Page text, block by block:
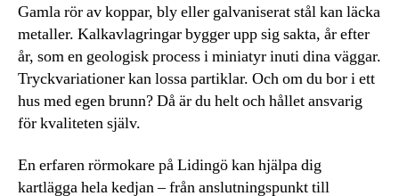
Gamla rör av koppar, bly eller galvaniserat stål kan läcka
metaller. Kalkavlagringar bygger upp sig sakta, år efter
år, som en geologisk process i miniatyr inuti dina väggar.
Tryckvariationer kan lossa partiklar. Och om du bor i ett
hus med egen brunn? Då är du helt och hållet ansvarig
för kvaliteten själv.
En erfaren rörmokare på Lidingö kan hjälpa dig
kartlägga hela kedjan – från anslutningspunkt till